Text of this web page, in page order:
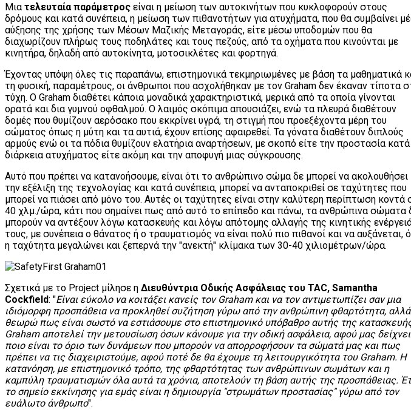
Μιατελευταία παράμετρος είναι η μείωση των αυτοκινήτων που κυκλοφορούν στους
δρόμους και κατά συνέπεια, η μείωση των πιθανοτήτων για ατυχήματα, που θα συμβαίνει
αύξησης της χρήσης των Μέσων Μαζικής Μεταγοράς, είτε μέσω υποδομών που θα
διαχωρίζουν πλήρως τους ποδηλάτες και τους πεζούς, από τα οχήματα που κινούνται με
κινητήρα, δηλαδή από αυτοκίνητα, μοτοσικλέτες και φορτηγά.
Έχοντας υπόψη όλες τις παραπάνω, επιστημονικά τεκμηριωμένες με βάση τα μαθηματικά
τη φυσική, παραμέτρους, οι άνθρωποι που ασχολήθηκαν με τον Graham δεν έκαναν τίποτα
τύχη. Ο Graham διαθέτει κάποια μοναδικά χαρακτηριστικά, μερικά από τα οποία γίνονται
ορατά και δια γυμνού οφθαλμού. Ο λαιμός σκόπιμα απουσιάζει, ενώ τα πλευρά διαθέτουν
δομές που θυμίζουν αερόσακο που εκκρίνει υγρά, τη στιγμή που προεξέχοντα μέρη του
σώματος όπως η μύτη και τα αυτιά, έχουν επίσης αφαιρεθεί. Τα γόνατα διαθέτουν διπλούς
αρμούς ενώ οι τα πόδια θυμίζουν ελατήρια αναρτήσεων, με σκοπό είτε την προστασία
διάρκεια ατυχήματος είτε ακόμη και την αποφυγή μιας σύγκρουσης.
Αυτό που πρέπει να κατανοήσουμε, είναι ότι το ανθρώπινο σώμα δε μπορεί να ακολουθήσει
την εξέλιξη της τεχνολογίας και κατά συνέπεια, μπορεί να ανταποκριθεί σε ταχύτητες που
μπορεί να πιάσει από μόνο του. Αυτές οι ταχύτητες είναι στην καλύτερη περίπτωση κοντά
40 χλμ./ώρα, κάτι που σημαίνει πως από αυτό το επίπεδο και πάνω, τα ανθρώπινα σώματα
μπορούν να αντέξουν λόγω κατασκευής και λόγω απότομης αλλαγής της κινητικής
τους, με συνέπεια ο θάνατος ή ο τραυματισμός να είναι πολύ πιο πιθανοί και να αυξάνεται,
η ταχύτητα μεγαλώνει και ξεπερνά την "ανεκτή" κλίμακα των 30-40 χιλιομέτρων/ώρα.
Σχετικά με το Project μίλησε η Διευθύντρια Οδικής Ασφάλειας του TAC, Samantha
Cockfield: "Είναι εύκολο να κοιτάξει κανείς τον Graham και να τον αντιμετωπίζει σαν μια
ιδιόμορφη προσπάθεια να προκληθεί συζήτηση γύρω από την ανθρώπινη φθαρτότητα, αλλά
θεωρώ πως είναι σωστό να εστιάσουμε στο επιστημονικό υπόβαθρο αυτής της
Graham αποτελεί την μετουσίωση όσων κάνουμε για την οδική ασφάλεια, αφού μας δείχνει
ποιο είναι το όριο των δυνάμεων που μπορούν να απορροφήσουν τα σώματά μας και πως
πρέπει να τις διαχειριστούμε, αφού ποτέ δε θα έχουμε τη λειτουργικότητα του Graham. Η
κατανόηση, με επιστημονικό τρόπο, της φθαρτότητας των ανθρώπινων σωμάτων και η
καμπύλη τραυματισμών όλα αυτά τα χρόνια, αποτελούν τη βάση αυτής της προσπάθειας.
το σημείο εκκίνησης για εμάς είναι η δημιουργία "στρωμάτων προστασίας" γύρω από τον
ευάλωτο άνθρωπο".